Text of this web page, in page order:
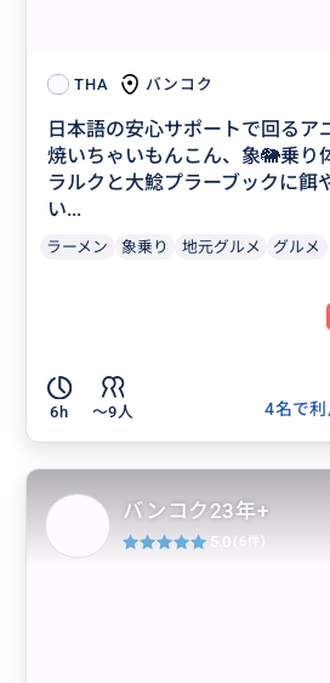
THA バンコク
日本語の安心サポートで回るア
焼いちゃいもんこん、象🐘乗り
ラルクと大鯰プラーブックに餌
い...
ラーメン 象乗り 地元グルメ グルメ
6h 〜9人
4名で
バンコク23年+
5.0 (6件)